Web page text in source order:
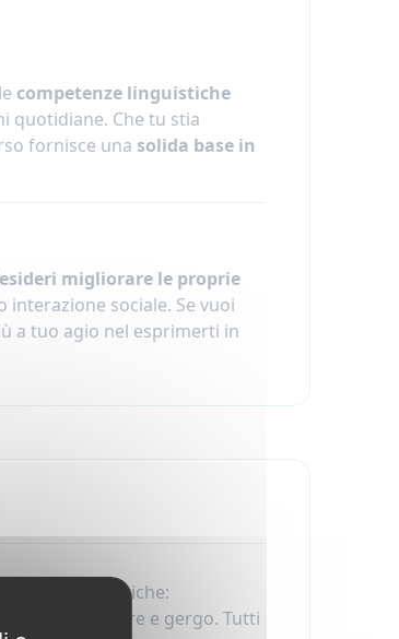
competenze linguistiche
quotidiane. Che tu stia
fornisce una solida base in
migliorare le proprie
sociale. Se vuoi
a tuo agio nel esprimerti in
aree linguistiche:
modi di dire e gergo. Tutti